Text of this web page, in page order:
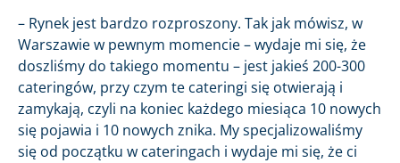
– Rynek jest bardzo rozproszony. Tak jak mówisz, w
Warszawie w pewnym momencie – wydaje mi się, że
doszliśmy do takiego momentu – jest jakieś 200-300
cateringów, przy czym te cateringi się otwierają i
zamykają, czyli na koniec każdego miesiąca 10 nowych
się pojawia i 10 nowych znika. My specjalizowaliśmy
się od początku w cateringach i wydaje mi się, że ci